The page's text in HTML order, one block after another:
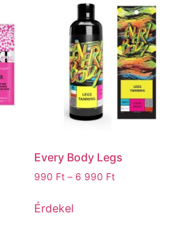
Every Body Legs
990 Ft – 6 990 Ft
Érdekel